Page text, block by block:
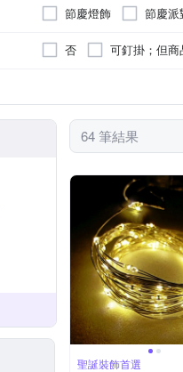
節慶燈飾 節慶派
否 可釘掛；但商
64 筆結果
聖誕裝飾首選